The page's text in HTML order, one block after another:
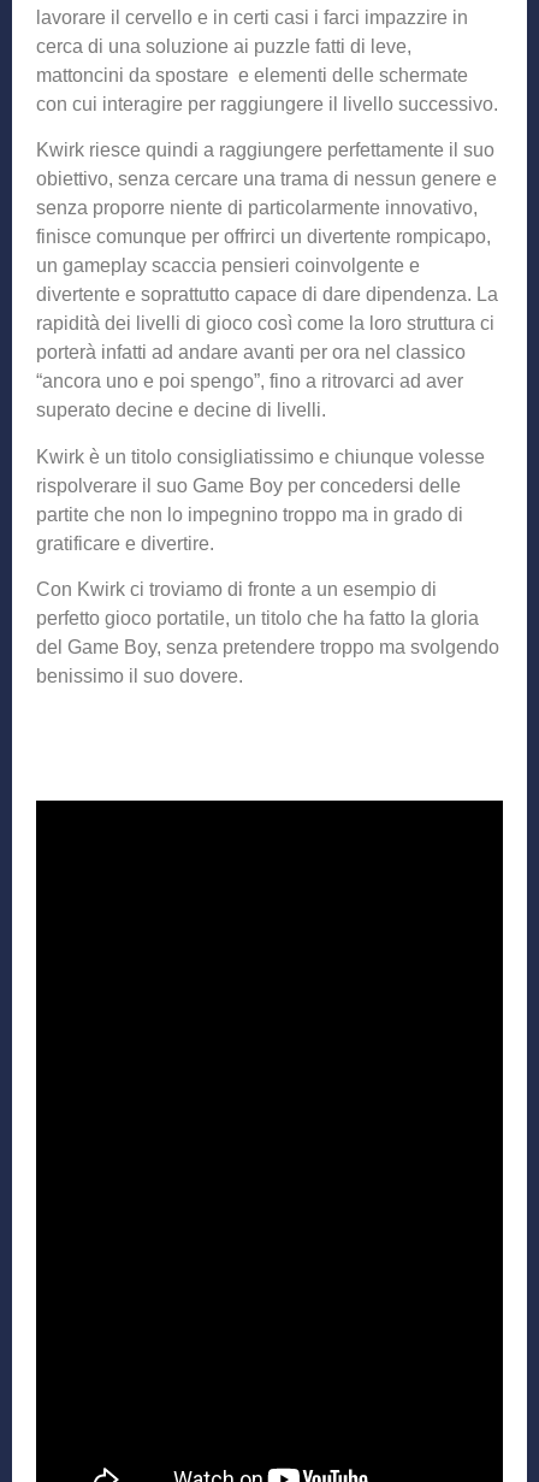
lavorare il cervello e in certi casi i farci impazzire in
cerca di una soluzione ai puzzle fatti di leve,
mattoncini da spostare e elementi delle schermate
con cui interagire per raggiungere il livello successivo.
Kwirk riesce quindi a raggiungere perfettamente il suo
obiettivo, senza cercare una trama di nessun genere e
senza proporre niente di particolarmente innovativo,
finisce comunque per offrirci un divertente rompicapo,
un gameplay scaccia pensieri coinvolgente e
divertente e soprattutto capace di dare dipendenza. La
rapidità dei livelli di gioco così come la loro struttura ci
porterà infatti ad andare avanti per ora nel classico
“ancora uno e poi spengo”, fino a ritrovarci ad aver
superato decine e decine di livelli.
Kwirk è un titolo consigliatissimo e chiunque volesse
rispolverare il suo Game Boy per concedersi delle
partite che non lo impegnino troppo ma in grado di
gratificare e divertire.
Con Kwirk ci troviamo di fronte a un esempio di
perfetto gioco portatile, un titolo che ha fatto la gloria
del Game Boy, senza pretendere troppo ma svolgendo
benissimo il suo dovere.